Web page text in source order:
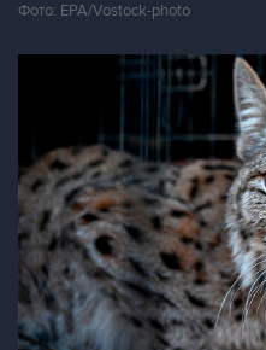
Фото: EPA/Vostock-photo